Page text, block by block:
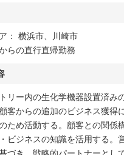
： 横浜市、川崎市
らの直行直帰勤務
リー内の生化学機器設置済み
客からの追加のビジネス獲得
ため活動する。顧客との関係
ビジネスの知識を活用する。